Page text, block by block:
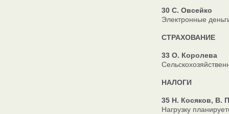
30 С. Овсейко
Электронные
СТРАХОВАНИЕ
33 О. Королева
НАЛОГИ
35 Н. Косяков, В.
Нагрузку